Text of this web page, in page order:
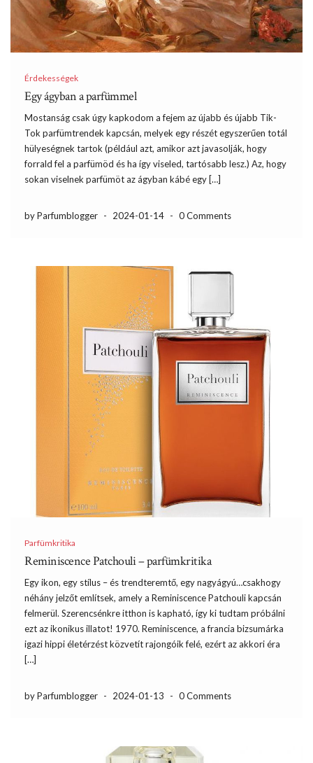
Érdekességek
Egy ágyban a parfümmel
Mostanság csak úgy kapkodom a fejem az újabb és újabb Tik-
Tok parfümtrendek kapcsán, melyek egy részét egyszerűen totál
hülyeségnek tartok (például azt, amikor azt javasolják, hogy
forrald fel a parfümöd és ha így viseled, tartósabb lesz.) Az, hogy
sokan viselnek parfümöt az ágyban kábé egy […]
by Parfumblogger - 2024-01-14 - 0 Comments
Parfümkritika
Reminiscence Patchouli – parfümkritika
Egy ikon, egy stílus – és trendteremtő, egy nagyágyú…csakhogy
néhány jelzőt említsek, amely a Reminiscence Patchouli kapcsán
felmerül. Szerencsénkre itthon is kapható, így ki tudtam próbálni
ezt az ikonikus illatot! 1970. Reminiscence, a francia bizsumárka
igazi hippi életérzést közvetít rajongóik felé, ezért az akkori éra
[…]
by Parfumblogger - 2024-01-13 - 0 Comments